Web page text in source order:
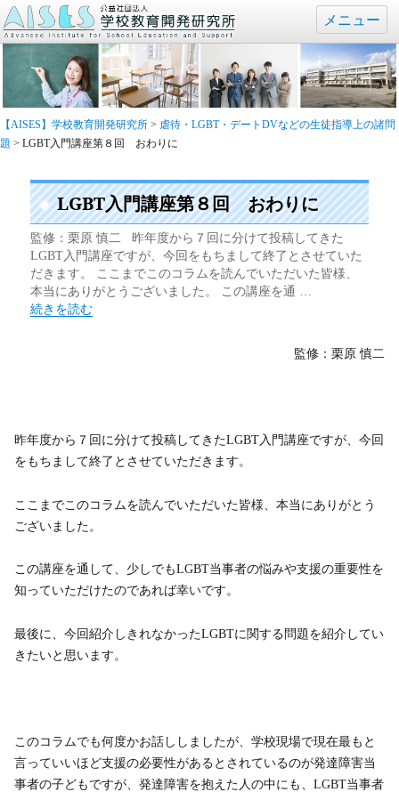
メニュー
【AISES】学校教育開発研究所 > 虐待・LGBT・デートDVなどの生徒指導上の諸問
題 > LGBT入門講座第８回 おわりに
LGBT入門講座第８回 おわりに
監修：栗原 慎二 昨年度から７回に分けて投稿してきた
LGBT入門講座ですが、今回をもちまして終了とさせていた
だきます。 ここまでこのコラムを読んでいただいた皆様、
本当にありがとうございました。 この講座を通 …
“LGBT入門講座第８回 おわりに” の
続きを読む
監修：栗原 慎二
昨年度から７回に分けて投稿してきたLGBT入門講座ですが、今回
をもちまして終了とさせていただきます。
ここまでこのコラムを読んでいただいた皆様、本当にありがとう
ございました。
この講座を通して、少しでもLGBT当事者の悩みや支援の重要性を
知っていただけたのであれば幸いです。
最後に、今回紹介しきれなかったLGBTに関する問題を紹介してい
きたいと思います。
このコラムでも何度かお話ししましたが、学校現場で現在最もと
言っていいほど支援の必要性があるとされているのが発達障害当
事者の子どもですが、発達障害を抱えた人の中にも、LGBT当事者